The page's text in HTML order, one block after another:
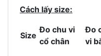
Cách lấy size:
Size
Đo chu vi
cổ chân
Đo
vi